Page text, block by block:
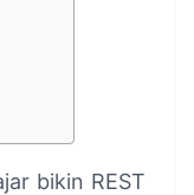
bikin REST